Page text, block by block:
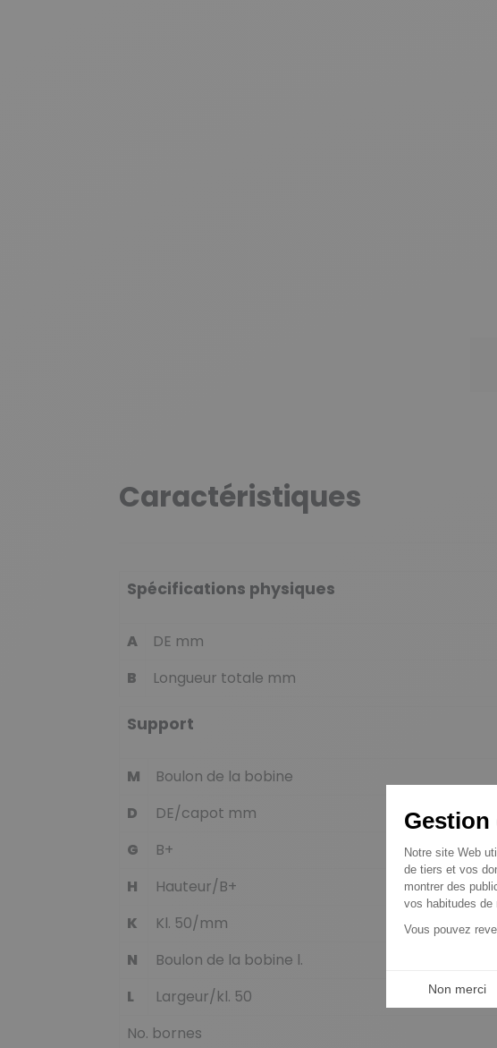
Caractéristiques
Spécifications physiques
A DE mm
B
Longueur totale mm
Support
M Boulon de la bobine
D
DE/capot mm
G
B+
H
Hauteur/B+
K
Kl. 50/mm
N
Boulon de la bobine l.
L
Largeur/kl. 50
No. bornes